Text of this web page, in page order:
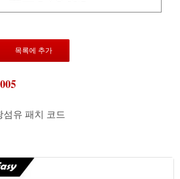
목록에 추가
섬유 패치 코드